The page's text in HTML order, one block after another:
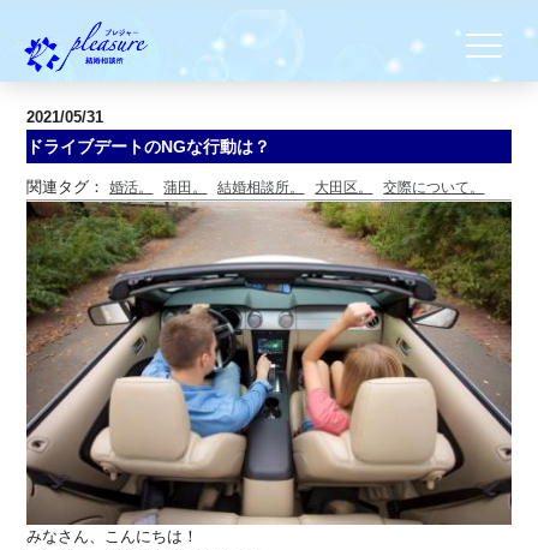
2021/05/31
ドライブデートのNGな行動は？
関連タグ：婚活。 蒲田。 結婚相談所。 大田区。 交際について。
みなさん、こんにちは！